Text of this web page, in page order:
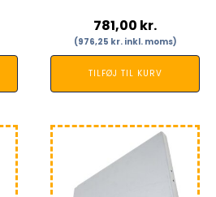
781,00 kr.
(976,25 kr.inkl. moms)
TILFØJ TIL KURV